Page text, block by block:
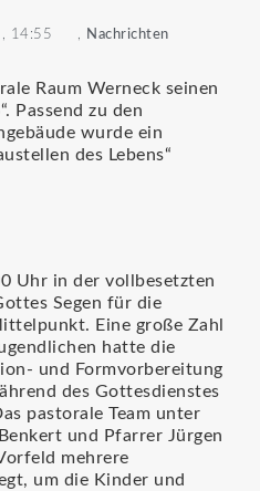
14:55 Nachrichten
Raum Werneck seinen
Passend zu den
wurde ein
des Lebens“
Uhr in der vollbesetzten
Segen für die
Eine große Zahl
hatte die
und Formvorbereitung
des Gottesdienstes
pastorale Team unter
und Pfarrer Jürgen
mehrere
um die Kinder und